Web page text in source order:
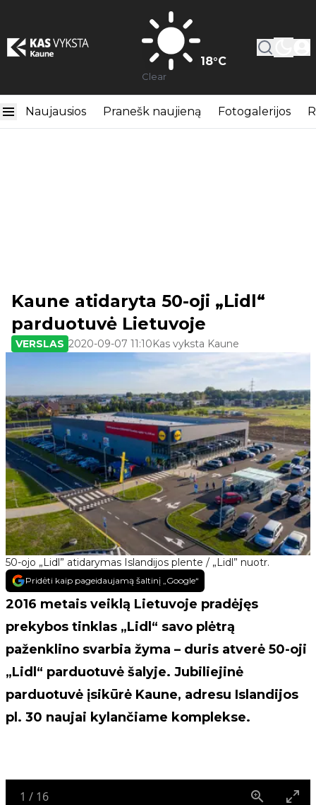
18°C
Clear
Naujausios Pranešk naujieną Fotogalerijos
50-ojo „Lidl” atidarymas Islandijos plente / „Lidl” nuotr.
Kaune atidaryta 50-oji „Lidl“
parduotuvė Lietuvoje
VERSLAS 2020-09-07 11:10Kas vyksta Kaune
Pridėti kaip pageidaujamą šaltinį „Google“
2016 metais veiklą Lietuvoje pradėjęs
prekybos tinklas „Lidl“ savo plėtrą
paženklino svarbia žyma – duris atverė 50-oji
„Lidl“ parduotuvė šalyje. Jubiliejinė
parduotuvė įsikūrė Kaune, adresu Islandijos
pl. 30 naujai kylančiame komplekse.
1 / 16